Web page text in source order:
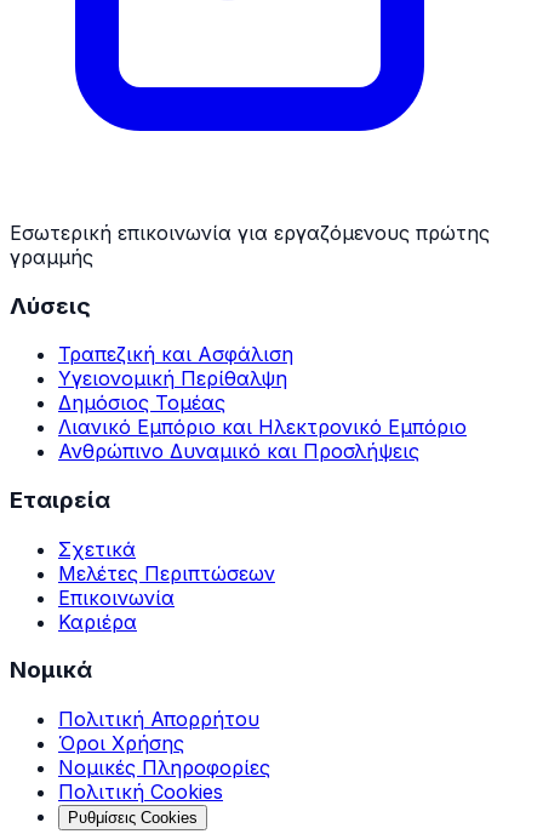
Εσωτερική επικοινωνία για εργαζόμενους πρώτης
γραμμής
Λύσεις
Τραπεζική και Ασφάλιση
Υγειονομική Περίθαλψη
Δημόσιος Τομέας
Λιανικό Εμπόριο και Ηλεκτρονικό Εμπόριο
Ανθρώπινο Δυναμικό και Προσλήψεις
Εταιρεία
Σχετικά
Μελέτες Περιπτώσεων
Επικοινωνία
Καριέρα
Νομικά
Πολιτική Απορρήτου
Όροι Χρήσης
Νομικές Πληροφορίες
Πολιτική Cookies
Ρυθμίσεις Cookies